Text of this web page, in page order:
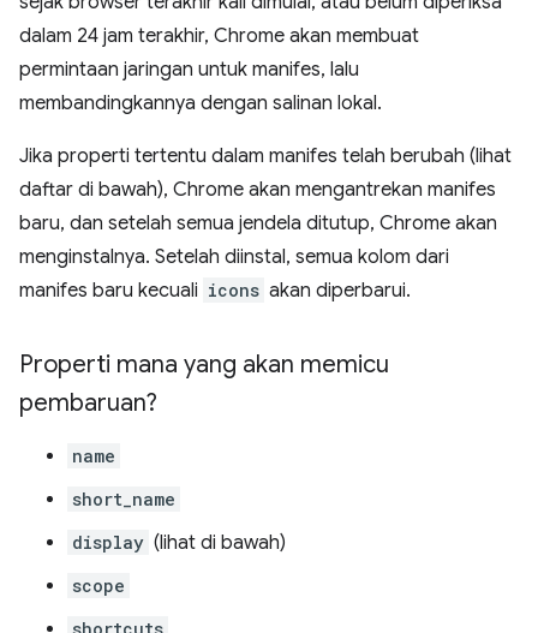
dalam 24 jam terakhir, Chrome akan membuat
permintaan jaringan untuk manifes, lalu
membandingkannya dengan salinan lokal.
Jika properti tertentu dalam manifes telah berubah (lihat
daftar di bawah), Chrome akan mengantrekan manifes
baru, dan setelah semua jendela ditutup, Chrome akan
menginstalnya. Setelah diinstal, semua kolom dari
manifes baru kecuali icons akan diperbarui.
Properti mana yang akan memicu
pembaruan?
name
short_name
display (lihat di bawah)
scope